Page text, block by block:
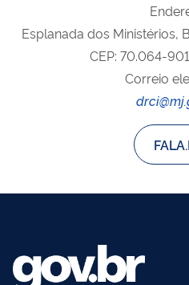
Esplanada dos Ministérios,
CEP: 70.064-901
Correio